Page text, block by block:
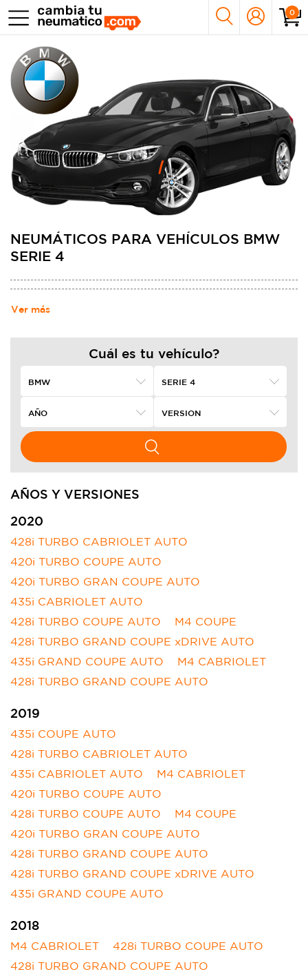
0
NEUMÁTICOS PARA VEHÍCULOS BMW
SERIE 4
Ver más
Cuál es tu vehículo?
AÑOS Y VERSIONES
2020
428i TURBO CABRIOLET AUTO
420i TURBO COUPE AUTO
420i TURBO GRAN COUPE AUTO
435i CABRIOLET AUTO
428i TURBO COUPE AUTO
M4 COUPE
428i TURBO GRAND COUPE xDRIVE AUTO
435i GRAND COUPE AUTO
M4 CABRIOLET
428i TURBO GRAND COUPE AUTO
2019
435i COUPE AUTO
428i TURBO CABRIOLET AUTO
435i CABRIOLET AUTO
M4 CABRIOLET
420i TURBO COUPE AUTO
428i TURBO COUPE AUTO
M4 COUPE
420i TURBO GRAN COUPE AUTO
428i TURBO GRAND COUPE AUTO
428i TURBO GRAND COUPE xDRIVE AUTO
435i GRAND COUPE AUTO
2018
M4 CABRIOLET
428i TURBO COUPE AUTO
428i TURBO GRAND COUPE AUTO